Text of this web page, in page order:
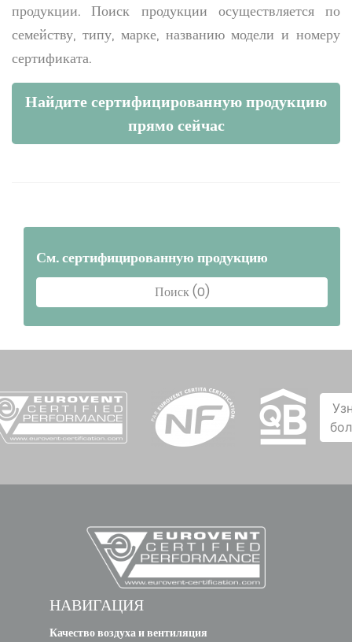
продукции. Поиск продукции осуществляется по
семейству, типу, марке, названию модели и номеру
сертификата.
Найдите сертифицированную продукцию
прямо сейчас
См. сертифицированную продукцию
Поиск (0)
НАВИГАЦИЯ
Качество воздуха и вентиляция